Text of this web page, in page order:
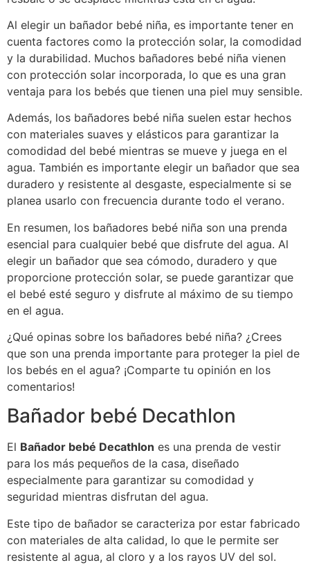
Al elegir un bañador bebé niña, es importante tener en
cuenta factores como la protección solar, la comodidad
y la durabilidad. Muchos bañadores bebé niña vienen
con protección solar incorporada, lo que es una gran
ventaja para los bebés que tienen una piel muy sensible.
Además, los bañadores bebé niña suelen estar hechos
con materiales suaves y elásticos para garantizar la
comodidad del bebé mientras se mueve y juega en el
agua. También es importante elegir un bañador que sea
duradero y resistente al desgaste, especialmente si se
planea usarlo con frecuencia durante todo el verano.
En resumen, los bañadores bebé niña son una prenda
esencial para cualquier bebé que disfrute del agua. Al
elegir un bañador que sea cómodo, duradero y que
proporcione protección solar, se puede garantizar que
el bebé esté seguro y disfrute al máximo de su tiempo
en el agua.
¿Qué opinas sobre los bañadores bebé niña? ¿Crees
que son una prenda importante para proteger la piel de
los bebés en el agua? ¡Comparte tu opinión en los
comentarios!
Bañador bebé Decathlon
El Bañador bebé Decathlon es una prenda de vestir
para los más pequeños de la casa, diseñado
especialmente para garantizar su comodidad y
seguridad mientras disfrutan del agua.
Este tipo de bañador se caracteriza por estar fabricado
con materiales de alta calidad, lo que le permite ser
resistente al agua, al cloro y a los rayos UV del sol.